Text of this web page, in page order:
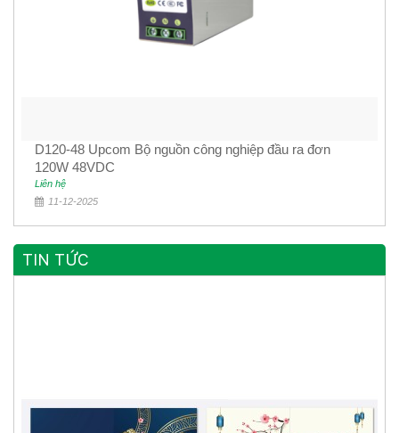
D120-48 Upcom Bộ nguồn công nghiệp đầu ra đơn
120W 48VDC
Liên hệ
11-12-2025
TIN TỨC